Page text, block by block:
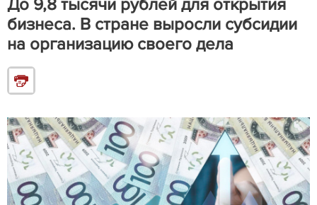
До 9,8 тысячи рублей для открытия
бизнеса. В стране выросли субсидии
на организацию своего дела